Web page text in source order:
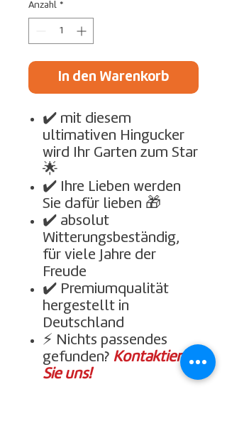
Anzahl *
In den Warenkorb
✔️ mit diesem
ultimativen Hingucker
wird Ihr Garten zum Star
🌟
✔️ Ihre Lieben werden
Sie dafür lieben 🎁
✔️ absolut
Witterungsbeständig,
für viele Jahre der
Freude
✔️ Premiumqualität
hergestellt in
Deutschland
⚡ Nichts passendes
gefunden? Kontaktieren
Sie uns!